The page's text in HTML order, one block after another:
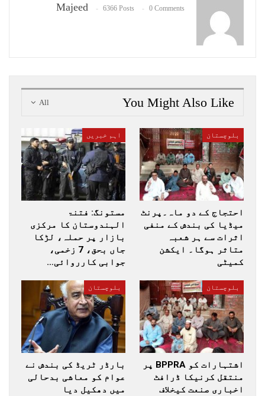
Majeed 6366 Posts 0 Comments
All You Might Also Like
بلوچستان
احتجاج کے دو ماہ۔پرنٹ
میڈیا کی بندش کے منفی
اثرات سے ہر شعبہ
متاثر ہوگا۔ ایکشن
کمیٹی
اہم خبریں
مستونگ: فتنۃ
الہندوستان کا مرکزی
بازار پر حملہ، لڑکا
جاں بحق، 7 زخمی،
جوابی کارروائی…
بلوچستان
اشتہارات کو BPPRA پر
منتقل کرنیکا ڈرافٹ
اخباری صنعت کیخلاف
بلوچستان
بارڈر ٹریڈ کی بندش نے
عوام کو معاشی بدحالی
میں دھکیل دیا